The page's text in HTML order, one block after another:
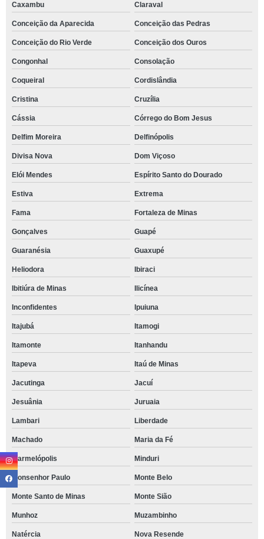
Caxambu Claraval
Conceição da Aparecida Conceição das Pedras
Conceição do Rio Verde Conceição dos Ouros
Congonhal Consolação
Coqueiral Cordislândia
Cristina Cruzília
Cássia Córrego do Bom Jesus
Delfim Moreira Delfinópolis
Divisa Nova Dom Viçoso
Elói Mendes Espírito Santo do Dourado
Estiva Extrema
Fama Fortaleza de Minas
Gonçalves Guapé
Guaranésia Guaxupé
Heliodora Ibiraci
Ibitiúra de Minas Ilicínea
Inconfidentes Ipuiuna
Itajubá Itamogi
Itamonte Itanhandu
Itapeva Itaú de Minas
Jacutinga Jacuí
Jesuânia Juruaia
Lambari Liberdade
Machado Maria da Fé
Marmelópolis Minduri
Monsenhor Paulo Monte Belo
Monte Santo de Minas Monte Sião
Munhoz Muzambinho
Natércia Nova Resende